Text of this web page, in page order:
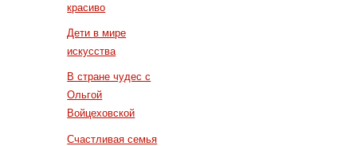
красиво
Дети в мире
искусства
В стране чудес с
Ольгой
Войцеховской
Счастливая семья